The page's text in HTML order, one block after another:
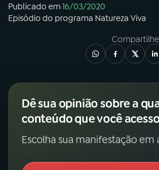
Publicado em16/03/2020
Episódio do programa Natureza Viva
Compartilhe
Dê sua opinião sobre a
conteúdo que você
Escolha sua manifestação